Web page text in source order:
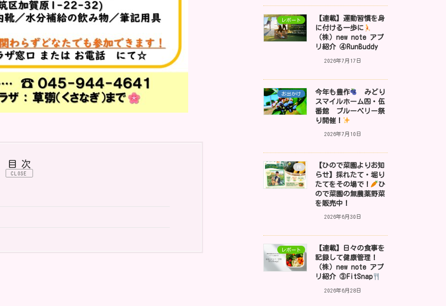
目次
CLOSE
レポート
【連載】運動習慣を身
に付ける一歩に
（株）new note アプ
リ紹介 ④RunBuddy
2026年7月17日
お出かけ 今年も豊作
みどり
スマイルホーム四・伍
番館 ブルーベリー祭
り開催！
2026年7月10日
PR
【ひので菜園よりお知
らせ】採れたて・堀り
たてをその場で！
ひ
ので菜園の無農薬野菜
を販売中！
2026年6月30日
レポート
【連載】日々の食事を
記録して健康管理！
（株）new note アプ
リ紹介 ③FitSnap
2026年6月28日